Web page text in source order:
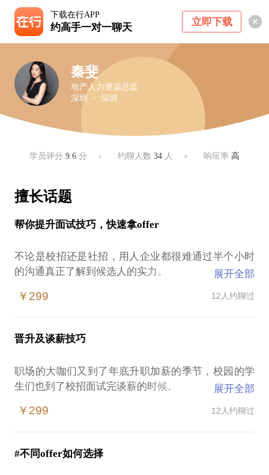
下载在行APP
约高手一对一聊天 立即下载
秦斐
地产人力资源总监
深圳 ・ 深圳
学员评分9.6 分 约聊人数 34人 响应率 高
擅长话题
帮你提升面试技巧，快速拿offer
不论是校招还是社招，用人企业都很难通过半个小时
的沟通真正了解到候选人的实力。
如果你遇到：
候发挥不出来错失心仪企业；
2、校招时发现过往经历有限，不知道简历该写点什么
3、对于职业发展比较迷茫，不知道自己下一步发展方
向在哪里。
等情况的时候。
展开全部
￥299 12人约聊过
晋升及谈薪技巧
职场的大咖们又到了年底升职加薪的季节，校园的学
生们也到了校招面试完谈薪的时候。
职场老鸟如何优雅的向领导展现今年的业绩，提出自
求职的学生与白领如何在过关斩将后与HR谈到自己满
意的薪酬呢？
展开全部
￥299 12人约聊过
#不同offer如何选择